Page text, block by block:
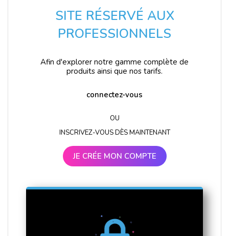
SITE RÉSERVÉ AUX
PROFESSIONNELS
Afin d'explorer notre gamme complète de
produits ainsi que nos tarifs.
connectez-vous
OU
INSCRIVEZ-VOUS DÈS MAINTENANT
JE CRÉE MON COMPTE